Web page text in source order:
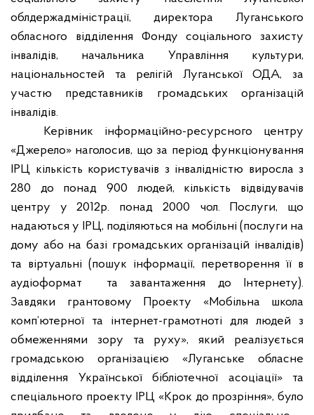
облдержадміністрації, директора Луганського
обласного відділення Фонду соціального захисту
інвалідів, начальника Управління культури,
національностей та релігій Луганської ОДА, за
участю представників громадських організацій
інвалідів.
Керівник інформаційно-ресурсного центру
«Джерело» наголосив, що за період функціонування
ІРЦ кількість користувачів з інвалідністю виросла з
280 до понад 900 людей, кількість відвідувачів
центру у 2012р. понад 2000 чол. Послуги, що
надаються у ІРЦ, поділяються на мобільні (послуги на
дому або на базі громадських організацій інвалідів)
та віртуальні (пошук інформації, перетворення її в
аудіоформат
та завантаження до Інтернету).
Завдяки грантовому Проекту «Мобільна школа
комп’ютерної та інтернет-грамотноті для людей з
обмеженнями зору та руху», який реалізується
громадською організацією «Луганське обласне
відділення Української бібліотечної асоціації»та
спеціального проекту ІРЦ «Крок до прозріння», було